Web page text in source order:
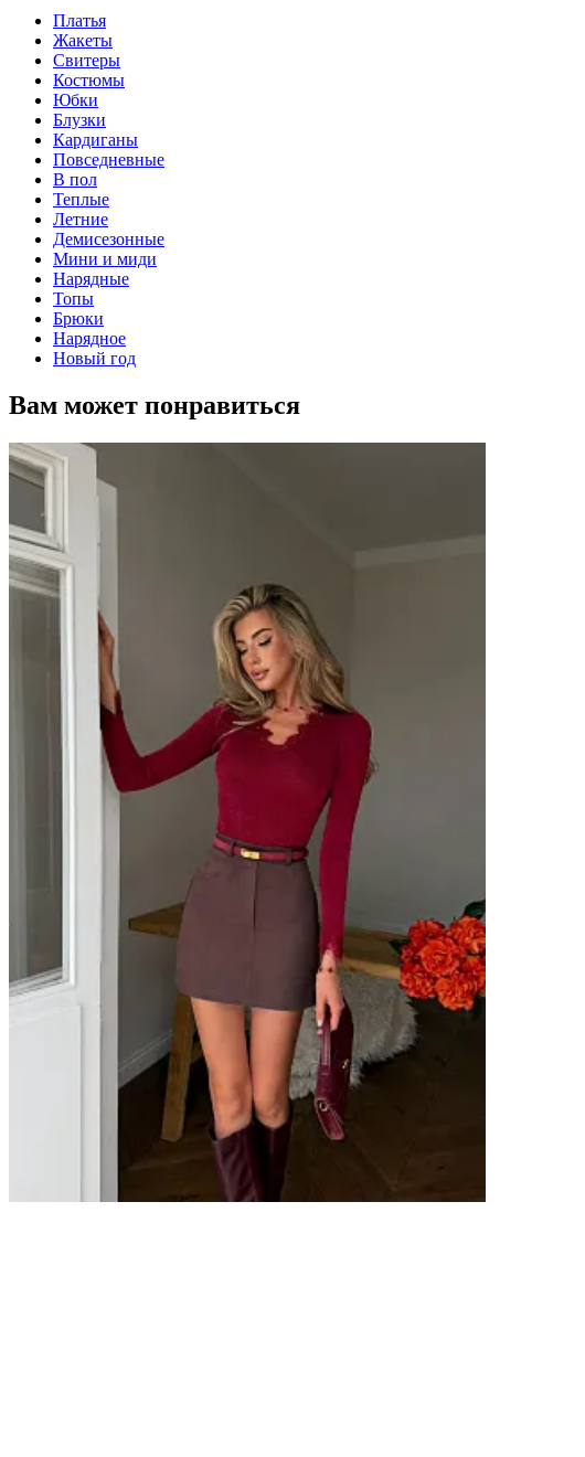
Платья
Жакеты
Свитеры
Костюмы
Юбки
Блузки
Кардиганы
Повседневные
В пол
Теплые
Летние
Демисезонные
Мини и миди
Нарядные
Топы
Брюки
Нарядное
Новый год
Вам может понравиться